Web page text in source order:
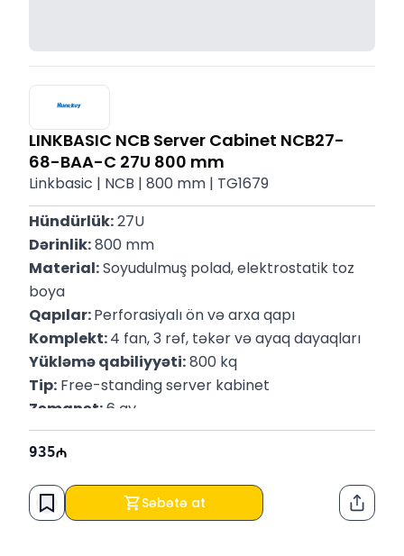
LINKBASIC NCB Server Cabinet NCB27-
68-BAA-C 27U 800 mm
Linkbasic | NCB | 800 mm | TG1679
Hündürlük: 27U
Dərinlik: 800 mm
Material: Soyudulmuş polad, elektrostatik toz
boya
Qapılar: Perforasiyalı ön və arxa qapı
Komplekt: 4 fan, 3 rəf, təkər və ayaq dayaqları
Yükləmə qabiliyyəti: 800 kq
Tip: Free-standing server kabinet
Zəmanət: 6 ay
935
Səbətə at